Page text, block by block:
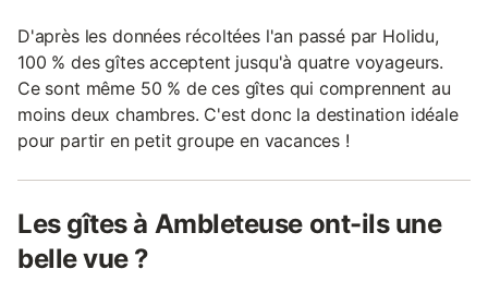
D'après les données récoltées l'an passé par Holidu,
100 % des gîtes acceptent jusqu'à quatre voyageurs.
Ce sont même 50 % de ces gîtes qui comprennent au
moins deux chambres. C'est donc la destination idéale
pour partir en petit groupe en vacances !
Les gîtes à Ambleteuse ont-ils une
belle vue ?